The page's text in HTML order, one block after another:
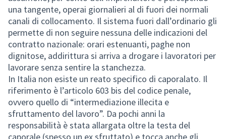
una tangente, operai giornalieri al di fuori dei normali
canali di collocamento. Il sistema fuori dall’ordinario gli
permette di non seguire nessuna delle indicazioni del
contratto nazionale: orari estenuanti, paghe non
dignitose, addirittura si arriva a drogare i lavoratori per
lavorare senza sentire la stanchezza.
In Italia non esiste un reato specifico di caporalato. Il
riferimento è l’articolo 603 bis del codice penale,
ovvero quello di “intermediazione illecita e
sfruttamento del lavoro”. Da pochi anni la
responsabilità è stata allargata oltre la testa del